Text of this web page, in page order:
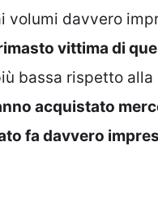
davvero
vittima di
bassa rispetto
acquistato
fa davvero